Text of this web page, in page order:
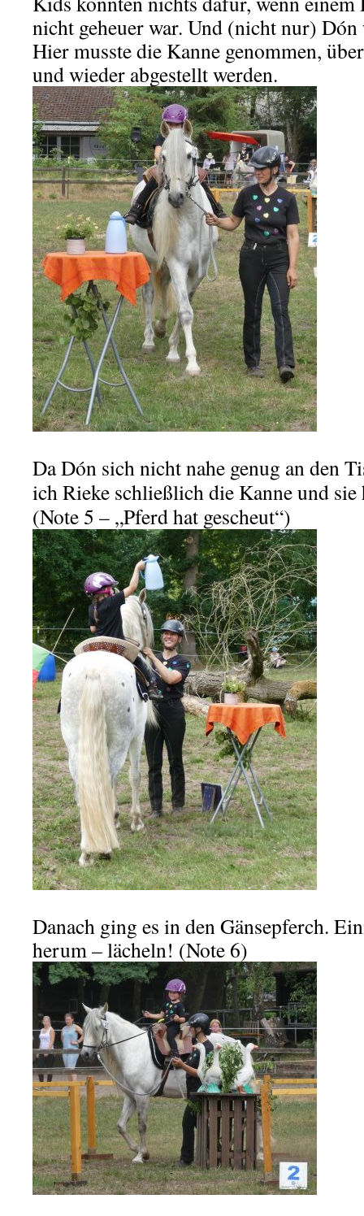
nicht geheuer war. Und (nicht nur) Dón
Hier musste die Kanne genommen,
und wieder abgestellt werden.
Da Dón sich nicht nahe genug an den
ich Rieke schließlich die Kanne und
(Note 5 – „Pferd hat gescheut“)
Danach ging es in den Gänsepferch.
herum – lächeln! (Note 6)